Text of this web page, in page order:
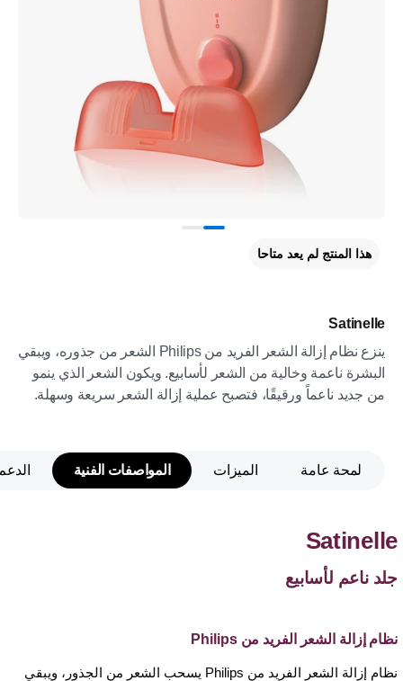
Satinelle
ينزع نظام إزالة الشعر الفريد من Philips الشعر من جذوره، ويبقي
البشرة ناعمة وخالية من الشعر لأسابيع. ويكون الشعر الذي ينمو
من جديد ناعماً ورقيقًا، فتصبح عملية إزالة الشعر سريعة وسهلة.
هذا المنتج لم يعد متاحا
لمحة عامة الميزات المواصفات الفنية
Satinelle
جلد ناعم لأسابيع
نظام إزالة الشعر الفريد من Philips
نظام إزالة الشعر الفريد من Philips يسحب الشعر من الجذور، ويبقي